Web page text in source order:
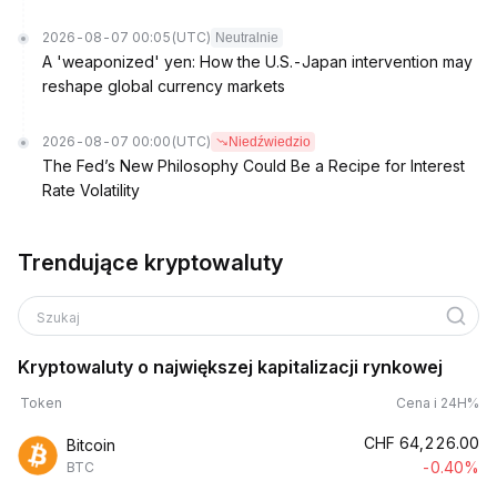
2026-08-07 00:05 (UTC) Neutralnie
A 'weaponized' yen: How the U.S.-Japan intervention may
reshape global currency markets
2026-08-07 00:00 (UTC) Niedźwiedzio
The Fed’s New Philosophy Could Be a Recipe for Interest
Rate Volatility
Trendujące kryptowaluty
Szukaj
Kryptowaluty o największej kapitalizacji rynkowej
Token Cena i 24H%
Bitcoin
BTC
CHF 64,226.00
-0.40%